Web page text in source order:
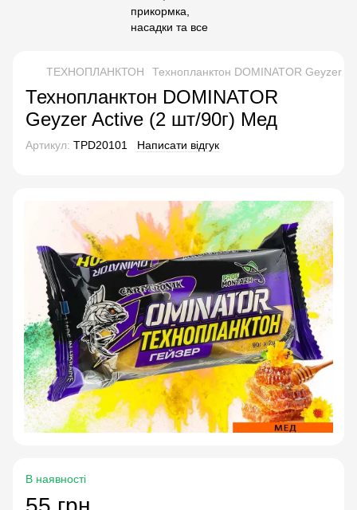
ТЕХНОПЛАНКТОН Технопланктон DOMINATOR Geyzer
Технопланктон DOMINATOR
Geyzer Active (2 шт/90г) Мед
Артикул: TPD20101 Написати відгук
В наявності